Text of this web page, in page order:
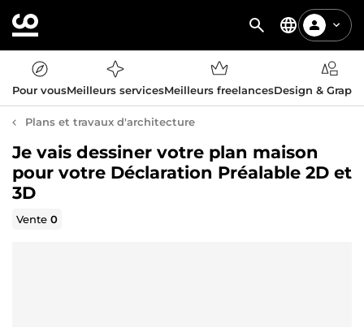
Pour vousMeilleurs servicesMeilleurs freelancesDesign &
Plans et travaux d'architecture
Je vais dessiner votre plan maison
pour votre Déclaration Préalable 2D et
3D
Vente0